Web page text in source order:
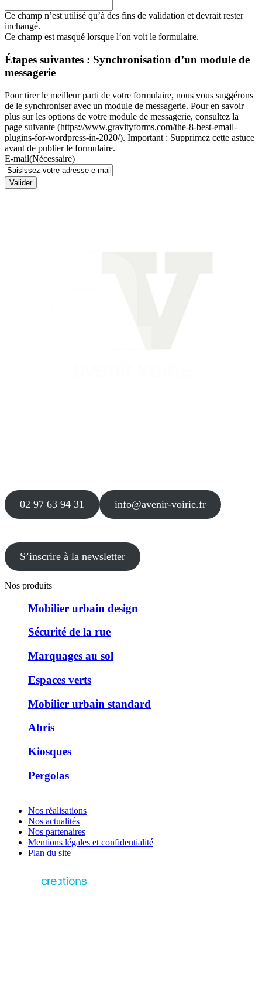
Ce champ n’est utilisé qu’à des fins de validation et devrait rester
inchangé.
Ce champ est masqué lorsque l‘on voit le formulaire.
Étapes suivantes : Synchronisation d’un module de
messagerie
Pour tirer le meilleur parti de votre formulaire, nous vous suggérons
de le synchroniser avec un module de messagerie. Pour en savoir
plus sur les options de votre module de messagerie, consultez la
page suivante (https://www.gravityforms.com/the-8-best-email-
plugins-for-wordpress-in-2020/). Important : Supprimez cette astuce
avant de publier le formulaire.
E-mail(Nécessaire)
Valider
02 97 63 94 31 info@avenir-voirie.fr
S’inscrire à la newsletter
Nos produits
Mobilier urbain design
Sécurité de la rue
Marquages au sol
Espaces verts
Mobilier urbain standard
Abris
Kiosques
Pergolas
Nos réalisations
Nos actualités
Nos partenaires
Mentions légales et confidentialité
Plan du site